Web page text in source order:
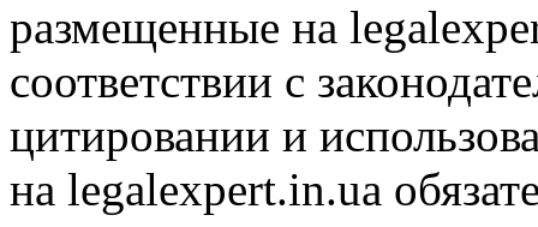
размещенные на
соответствии с
цитировании и
на legalexpert.in.ua